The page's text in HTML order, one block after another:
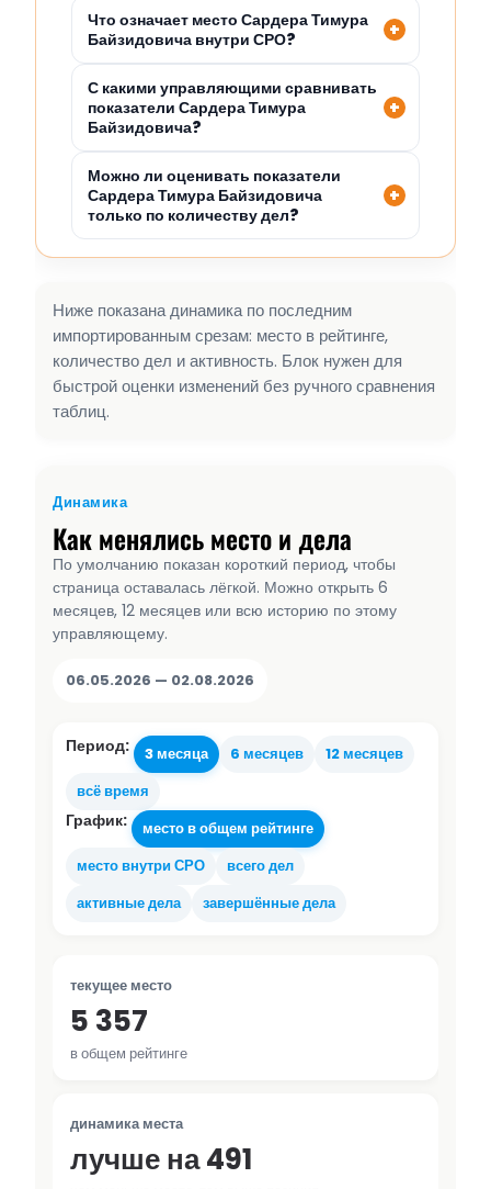
Что означает место Сардера Тимура
Байзидовича внутри СРО?
С какими управляющими сравнивать
показатели Сардера Тимура
Байзидовича?
Можно ли оценивать показатели
Сардера Тимура Байзидовича
только по количеству дел?
Ниже показана динамика по последним
импортированным срезам: место в рейтинге,
количество дел и активность. Блок нужен для
быстрой оценки изменений без ручного сравнения
таблиц.
Динамика
Как менялись место и дела
По умолчанию показан короткий период, чтобы
страница оставалась лёгкой. Можно открыть 6
месяцев, 12 месяцев или всю историю по этому
управляющему.
06.05.2026 — 02.08.2026
Период: 3 месяца 6 месяцев
12 месяцев
всё время
График:
место в общем рейтинге
место внутри СРО
всего дел
активные дела
завершённые дела
текущее место
5 357
в общем рейтинге
динамика места
лучше на 491